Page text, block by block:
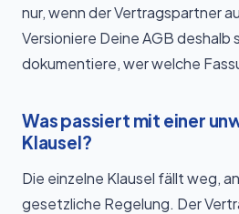
nur, wenn der Vertragspartner
Versioniere Deine AGB deshalb
dokumentiere, wer welche
Was passiert mit einer
Klausel?
Die einzelne Klausel fällt weg,
gesetzliche Regelung. Der